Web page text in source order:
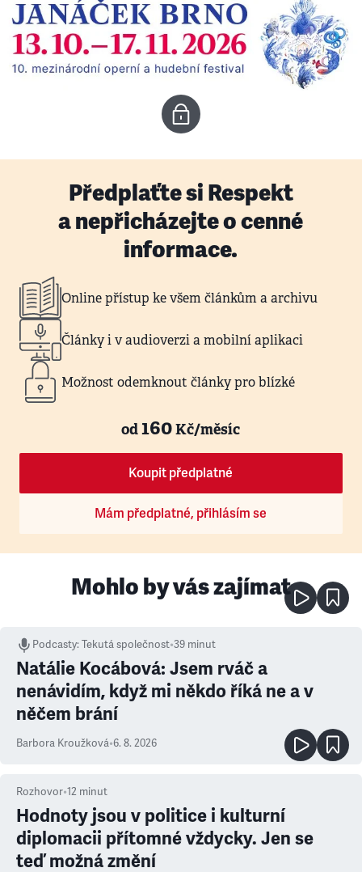
Předplaťte si Respekt
a nepřicházejte o cenné
informace.
Online přístup ke všem článkům a archivu
Články i v audioverzi a mobilní aplikaci
Možnost odemknout články pro blízké
od160Kč/měsíc
Koupit předplatné
Mám předplatné, přihlásím se
Mohlo by vás zajímat
Podcasty:Tekutá společnost•39 minut
Natálie Kocábová: Jsem rváč a
nenávidím, když mi někdo říká ne a v
něčem brání
Barbora Kroužková•6. 8. 2026
Rozhovor•12 minut
Hodnoty jsou v politice i kulturní
diplomacii přítomné vždycky. Jen se
teď možná změní